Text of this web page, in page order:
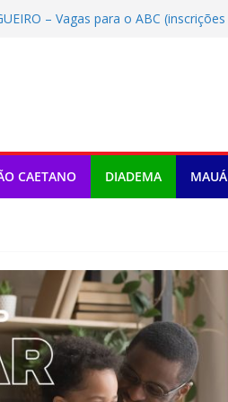
– Vagas para o ABC (inscrições
– Vagas para o ABC
DE PERDAS – Vagas para o ABC
CAETANO DIADEMA MAUÁ